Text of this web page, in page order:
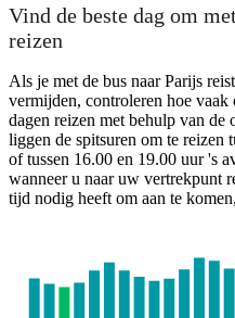
Vind de beste dag om
reizen
Als je met de bus naar Parijs
vermijden, controleren hoe
dagen reizen met behulp van de
liggen de spitsuren om te reizen
of tussen 16.00 en 19.00 uur 's
wanneer u naar uw vertrekpunt
tijd nodig heeft om aan te